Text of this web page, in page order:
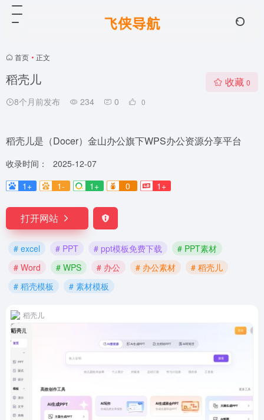
首页 • 正文
稻壳儿
8个月前发布 234 0 0
收藏 0
稻壳儿是（Docer）金山办公旗下WPS办公资源分享平台
收录时间：
2025-12-07
1+
1- 1+ 0 1+
打开网站
# excel # PPT # ppt模板免费下载
# PPT素材
# Word
# WPS # 办公 # 办公素材
# 稻壳儿
# 稻壳模板
# 素材模板
稻壳儿